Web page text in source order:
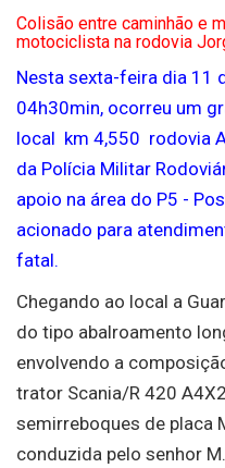
Colisão entre caminhão e
motociclista na rodovia
Nesta sexta-feira dia 11
04h30min, ocorreu um
local km 4,550 rodovia
da Polícia Militar
apoio na área do P5 -
acionado para
fatal.
Chegando ao local a
do tipo abalroamento
envolvendo a
trator Scania/R 420
semirreboques de placa
conduzida pelo senhor